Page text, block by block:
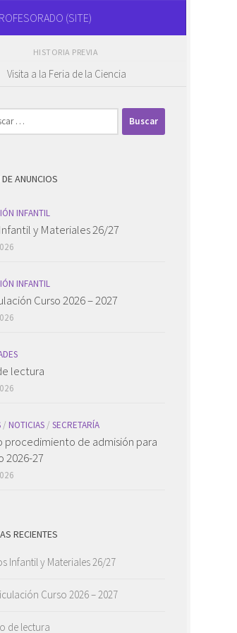
(SITE)
HISTORIA PREVIA
Visita a la Feria de la Ciencia
ANUNCIOS
INFANTIL
y Materiales 26/27
INFANTIL
Curso 2026 – 2027
lectura
/ NOTICIAS / SECRETARÍA
procedimiento de admisión para
2026-27
RECIENTES
Infantil y Materiales 26/27
Curso 2026 – 2027
de lectura